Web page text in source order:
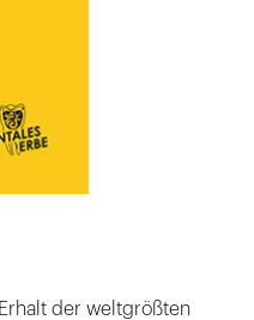
der weltgrößten